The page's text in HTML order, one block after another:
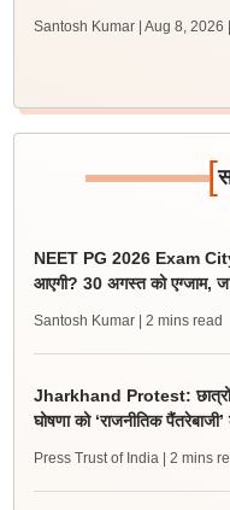
Santosh Kumar | Aug 8, 2026
[
NEET PG 2026 Exam City
आएगी? 30 अगस्त को एग्जाम,
Santosh Kumar | 2 mins read
Jharkhand Protest: छात्रों
घोषणा को ‘राजनीतिक पैंतरेबाजी’
Press Trust of India | 2 mins